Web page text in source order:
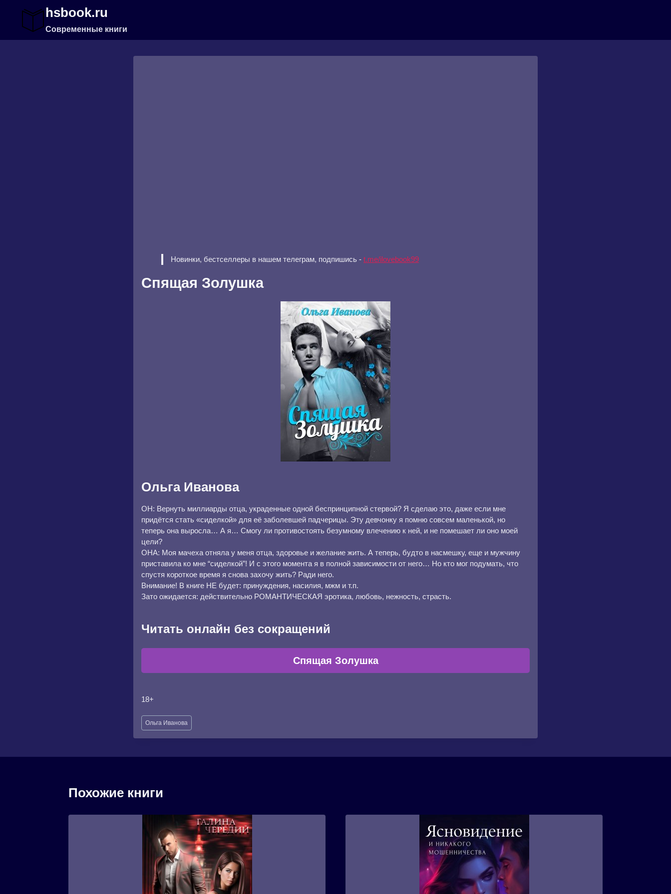
содержимому
hsbook.ru
Современные книги
Новинки, бестселлеры в нашем телеграм, подпишись - t.me/ilovebook99
Спящая Золушка
Ольга Иванова
ОН: Вернуть миллиарды отца, украденные одной беспринципной стервой? Я сделаю это, даже если мне
придётся стать «сиделкой» для её заболевшей падчерицы. Эту девчонку я помню совсем маленькой, но
теперь она выросла… А я… Смогу ли противостоять безумному влечению к ней, и не помешает ли оно моей
цели?
ОНА: Моя мачеха отняла у меня отца, здоровье и желание жить. А теперь, будто в насмешку, еще и мужчину
приставила ко мне “сиделкой”! И с этого момента я в полной зависимости от него… Но кто мог подумать, что
спустя короткое время я снова захочу жить? Ради него.
Внимание! В книге НЕ будет: принуждения, насилия, мжм и т.п.
Зато ожидается: действительно РОМАНТИЧЕСКАЯ эротика, любовь, нежность, страсть.
Читать онлайн без сокращений
Спящая Золушка
18+
Метки
записи:
Ольга Иванова
Похожие книги